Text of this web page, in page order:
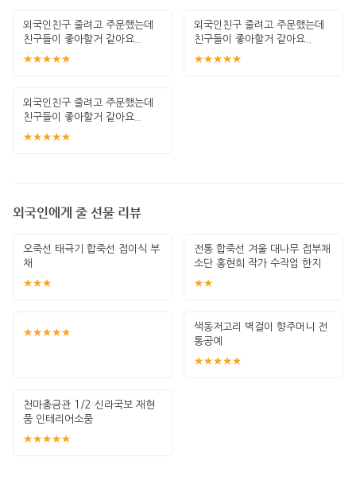
외국인친구 줄려고 주문했는데
친구들이 좋아할거 같아요..
★★★★★
외국인친구 줄려고 주문했는데
친구들이 좋아할거 같아요..
★★★★★
외국인친구 줄려고 주문했는데
친구들이 좋아할거 같아요..
★★★★★
외국인에게 줄 선물 리뷰
오죽선 태극기 합죽선 접이식 부
채
★★★
전통 합죽선 겨울 대나무 접부채
소단 홍현희 작가 수작업 한지
그림 고급
★★
★★★★★
색동저고리 벽걸이 향주머니 전
통공예
★★★★★
천마총금관 1/2 신라국보 재현
품 인테리어소품
★★★★★